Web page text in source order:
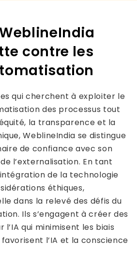
contre les
qui cherchent à exploiter le
des processus tout
la transparence et la
WeblineIndia se distingue
de confiance avec son
de l’externalisation. En tant
de la technologie
éthiques,
dans la relevé des défis du
Ils s’engagent à créer des
l’IA qui minimisent les biais
l’IA et la conscience